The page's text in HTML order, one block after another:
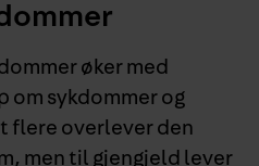
øker med
om sykdommer og
flere overlever den
men til gjengjeld lever